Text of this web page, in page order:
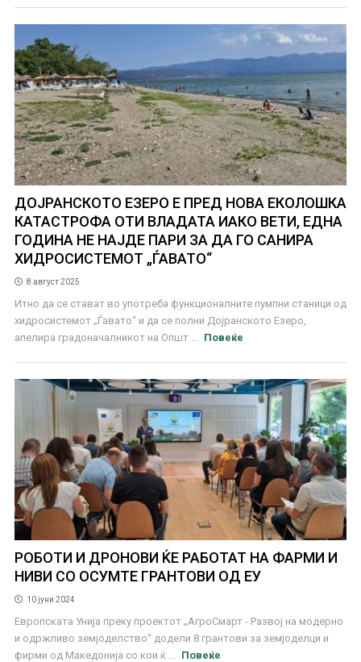
ДОЈРАНСКОТО ЕЗЕРО Е ПРЕД НОВА ЕКОЛОШКА
КАТАСТРОФА ОТИ ВЛАДАТА ИАКО ВЕТИ, ЕДНА
ГОДИНА НЕ НАЈДЕ ПАРИ ЗА ДА ГО САНИРА
ХИДРОСИСТЕМОТ „ЃАВАТО“
8 август 2025
Итно да се стават во употреба функционалните пумпни станици од
хидросистемот „Ѓавато“ и да се полни Дојранското Езеро,
апелира градоначалникот на Општ ...
Повеќе
РОБОТИ И ДРОНОВИ ЌЕ РАБОТАТ НА ФАРМИ И
НИВИ СО ОСУМТЕ ГРАНТОВИ ОД ЕУ
10 јуни 2024
Европската Унија преку проектот „АгроСмарт - Развој на модерно
и одржливо земјоделство“ додели 8 грантови за земјоделци и
фирми од Македонија со кои ќ ...
Повеќе